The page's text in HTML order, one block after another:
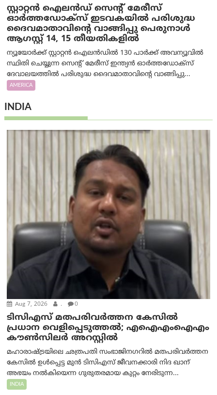
സ്റ്റാറ്റൻ ഐലൻഡ് സെന്റ് മേരീസ്
ഓർത്തഡോക്സ് ഇടവകയിൽ പരിശുദ്ധ
ദൈവമാതാവിന്റെ വാങ്ങിപ്പു പെരുനാൾ
ആഗസ്റ്റ് 14, 15 തീയതികളിൽ
ന്യൂയോർക്ക് സ്റ്റാറ്റൻ ഐലൻഡിൽ 130 പാർക്ക് അവന്യൂവിൽ
സ്ഥിതി ചെയ്യുന്ന സെന്റ് മേരീസ് ഇന്ത്യൻ ഓർത്തഡോക്സ്
ദേവാലയത്തിൽ പരിശുദ്ധ ദൈവമാതാവിന്റെ വാങ്ങിപ്പു...
AMERICA
INDIA
Aug 7, 2026 . 0
ടിസിഎസ് മതപരിവർത്തന കേസിൽ
പ്രധാന വെളിപ്പെടുത്തൽ; എഐഎംഐഎം
കൗൺസിലർ അറസ്റ്റിൽ
മഹാരാഷ്ട്രയിലെ ഛത്രപതി സംഭാജിനഗറിൽ മതപരിവർത്തന
കേസിൽ ഉൾപ്പെട്ട മുൻ ടിസിഎസ് ജീവനക്കാരി നിദ ഖാന്
അഭയം നൽകിയെന്ന ഗുരുതരമായ കുറ്റം നേരിടുന്ന...
INDIA